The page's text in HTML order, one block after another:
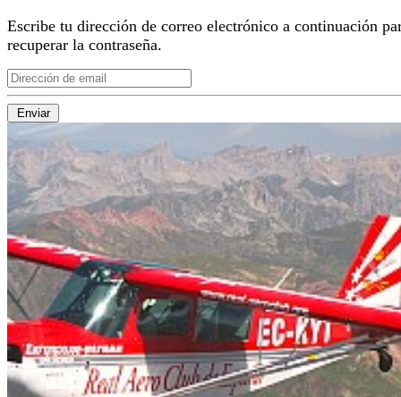
Escribe tu dirección de correo electrónico a continuación
recuperar la contraseña.
Enviar